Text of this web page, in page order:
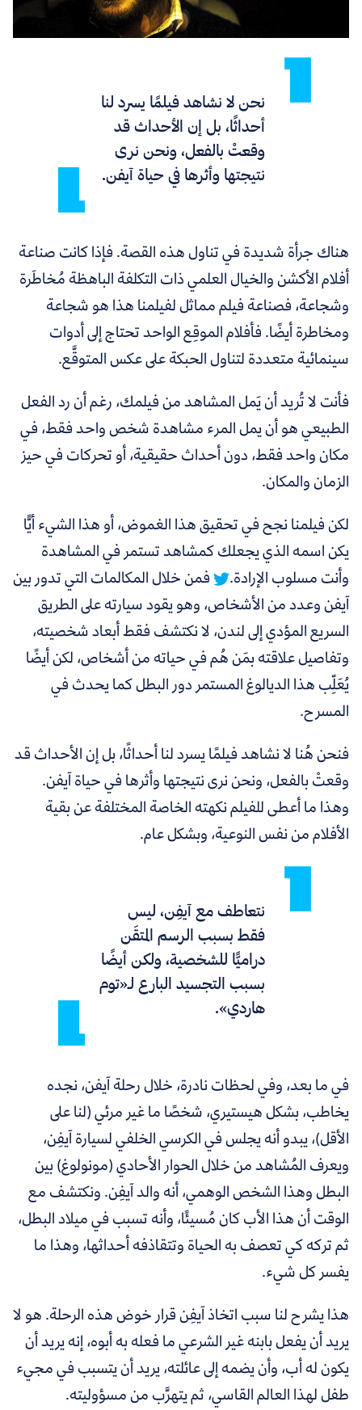
نحن لا نشاهد فيلمًا يسرد لنا
أحداثًا، بل إن الأحداث قد
وقعتْ بالفعل، ونحن نرى
نتيجتها وأثرها في حياة آيفن.
هناك جرأة شديدة في تناول هذه القصة. فإذا كانت صناعة
أفلام الأكشن والخيال العلمي ذات التكلفة الباهظة مُخاطَرة
وشجاعة، فصناعة فيلم مماثل لفيلمنا هذا هو شجاعة
ومخاطرة أيضًا. فأفلام الموقِع الواحد تحتاج إلى أدوات
سينمائية متعددة لتناول الحبكة على عكس المتوقَّع.
فأنت لا تُريد أن يَمل المشاهد من فيلمك، رغم أن رد الفعل
الطبيعي هو أن يمل المرء مشاهدة شخص واحد فقط، في
مكان واحد فقط، دون أحداث حقيقية، أو تحركات في حيز
الزمان والمكان.
لكن فيلمنا نجح في تحقيق هذا الغموض،أو هذا الشيء أيًّا
يكن اسمه الذي يجعلك كمشاهد تستمر في المشاهدة
وأنت مسلوب الإرادة.
فمن خلال المكالمات التي تدور بين
آيفن وعدد من الأشخاص، وهو يقود سيارته على الطريق
السريع المؤدي إلى لندن، لا نكتشف فقط أبعاد شخصيته،
وتفاصيل علاقته بمَن هُم في حياته من أشخاص، لكن أيضًا
يُعَلِّب هذا الديالوغ المستمر دور البطل كما يحدث في
المسرح.
فنحن هُنا لا نشاهد فيلمًا يسرد لنا أحداثًا، بل إن الأحداث قد
وقعتْ بالفعل، ونحن نرى نتيجتها وأثرها في حياة آيفن.
وهذا ما أعطى للفيلم نكهته الخاصة المختلفة عن بقية
الأفلام من نفس النوعية، وبشكل عام.
نتعاطف مع آيفِن، ليس
فقط بسبب الرسم المتقَن
دراميًّا للشخصية، ولكن أيضًا
بسبب التجسيد البارع لـ«توم
هاردي».
في ما بعد، وفي لحظات نادرة، خلال رحلة آيفن، نجده
يخاطب، بشكل هيستيري، شخصًا ما غير مرئي (لنا على
الأقل)، يبدو أنه يجلس في الكرسي الخلفي لسيارة آيفِن،
ويعرف المُشاهد من خلال الحوار الأحادي (مونولوغ) بين
البطل وهذا الشخص الوهمي، أنه والد آيفِن. ونكتشف مع
الوقت أن هذا الأب كان مُسيئًا، وأنه تسبب في ميلاد البطل،
ثم تركه كي تعصف به الحياة وتتقاذفه أحداثها، وهذا ما
يفسر كل شيء.
هذا يشرح لنا سبب اتخاذ آيفِن قرار خوض هذه الرحلة. هو لا
يريد أن يفعل بابنه غير الشرعي ما فعله به أبوه، إنه يريد أن
يكون له أب، وأن يضمه إلى عائلته، يريد أن يتسبب في مجيء
طفل لهذا العالم القاسي، ثم يتهرَّب من مسؤوليته.